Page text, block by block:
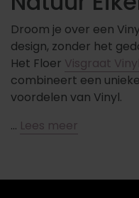
Droom je over een
design, zonder het
Het Floer Visgraat Vinyl
combineert een
voordelen van Vinyl.
… Lees meer